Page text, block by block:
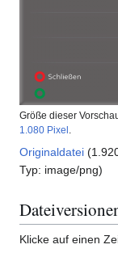
Größe dieser
1.080 Pixel
Originaldatei
Typ: image/png)
Klicke auf einen